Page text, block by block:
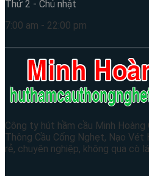
Thứ 2 - Chủ nhật
7:00 am - 22:00 pm
Công ty hút hầm cầu Minh Hoàng
Thông Cầu Cống Nghẹt, Nạo Vét
rẻ, chuyên nghiệp, không qua cò